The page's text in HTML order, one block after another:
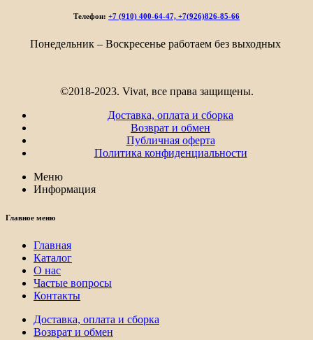
603₽
Телефон: +7 (910) 400-64-47, +7(926)826-85-66
Понедельник – Воскресенье работаем без выходных
©2018-2023. Vivat, все права защищены.
Доставка, оплата и сборка
Возврат и обмен
Публичная оферта
Политика конфиденциальности
Меню
Информация
Главное меню
Главная
Каталог
О нас
Частые вопросы
Контакты
Доставка, оплата и сборка
Возврат и обмен